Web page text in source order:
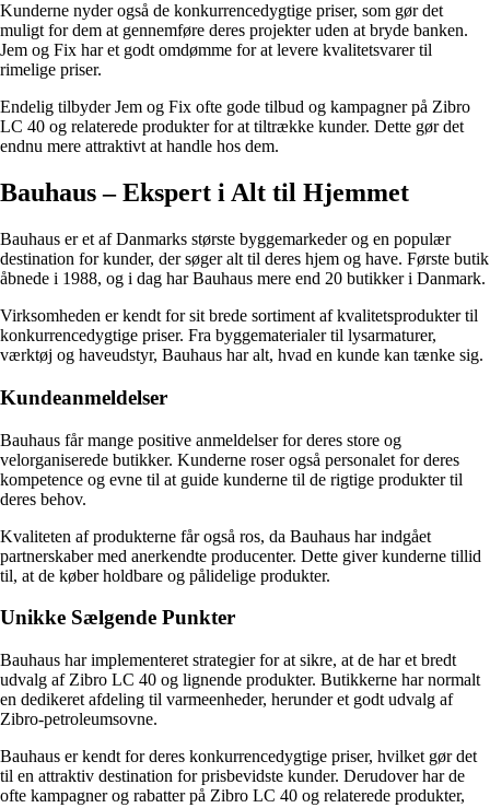
Kunderne nyder også de konkurrencedygtige priser, som gør det
muligt for dem at gennemføre deres projekter uden at bryde banken.
Jem og Fix har et godt omdømme for at levere kvalitetsvarer til
rimelige priser.
Endelig tilbyder Jem og Fix ofte gode tilbud og kampagner på Zibro
LC 40 og relaterede produkter for at tiltrække kunder. Dette gør det
endnu mere attraktivt at handle hos dem.
Bauhaus – Ekspert i Alt til Hjemmet
Bauhaus er et af Danmarks største byggemarkeder og en populær
destination for kunder, der søger alt til deres hjem og have. Første butik
åbnede i 1988, og i dag har Bauhaus mere end 20 butikker i Danmark.
Virksomheden er kendt for sit brede sortiment af kvalitetsprodukter til
konkurrencedygtige priser. Fra byggematerialer til lysarmaturer,
værktøj og haveudstyr, Bauhaus har alt, hvad en kunde kan tænke sig.
Kundeanmeldelser
Bauhaus får mange positive anmeldelser for deres store og
velorganiserede butikker. Kunderne roser også personalet for deres
kompetence og evne til at guide kunderne til de rigtige produkter til
deres behov.
Kvaliteten af produkterne får også ros, da Bauhaus har indgået
partnerskaber med anerkendte producenter. Dette giver kunderne tillid
til, at de køber holdbare og pålidelige produkter.
Unikke Sælgende Punkter
Bauhaus har implementeret strategier for at sikre, at de har et bredt
udvalg af Zibro LC 40 og lignende produkter. Butikkerne har normalt
en dedikeret afdeling til varmeenheder, herunder et godt udvalg af
Zibro-petroleumsovne.
Bauhaus er kendt for deres konkurrencedygtige priser, hvilket gør det
til en attraktiv destination for prisbevidste kunder. Derudover har de
ofte kampagner og rabatter på Zibro LC 40 og relaterede produkter,